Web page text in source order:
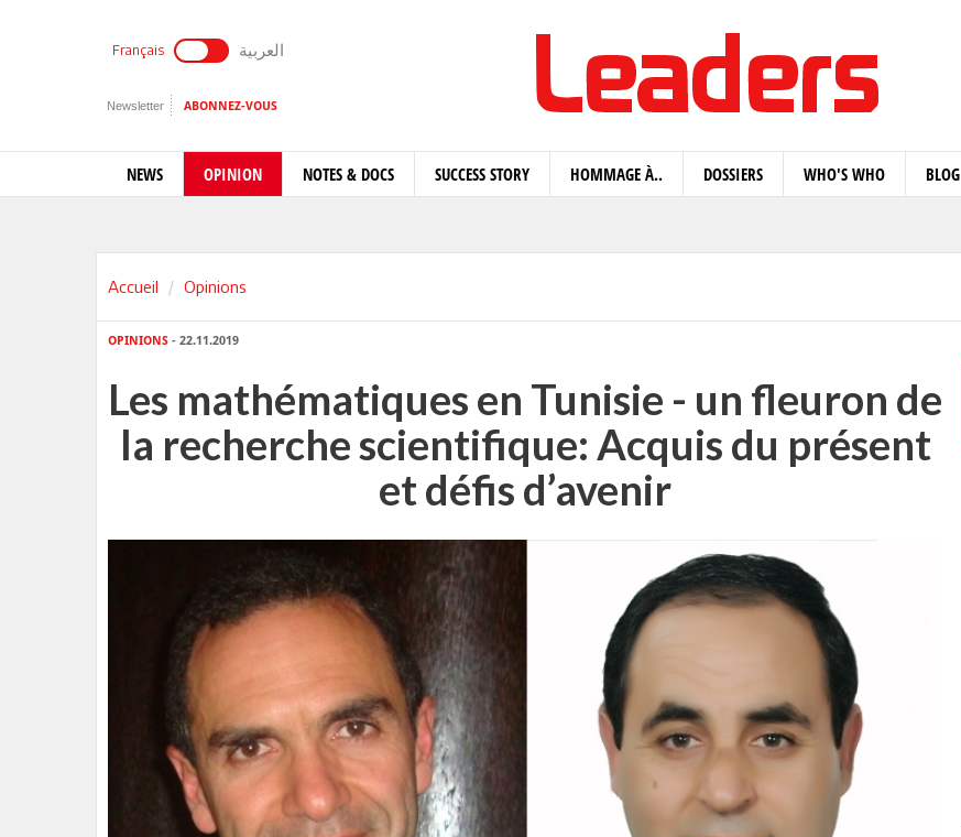
Français العربية
Newsletter ABONNEZ-VOUS
NEWS OPINION NOTES & DOCS SUCCESS STORY HOMMAGE À.. DOSSIERS WHO'S WHO BLOG
Accueil Opinions
OPINIONS - 22.11.2019
Les mathématiques en Tunisie - un fleuron de
la recherche scientifique: Acquis du présent
et défis d’avenir